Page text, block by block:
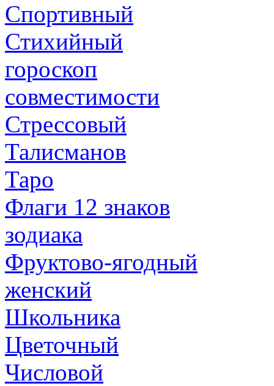
Спортивный
Стихийный
гороскоп
совместимости
Стрессовый
Талисманов
Таро
Флаги 12 знаков
зодиака
Фруктово-ягодный
женский
Школьника
Цветочный
Числовой